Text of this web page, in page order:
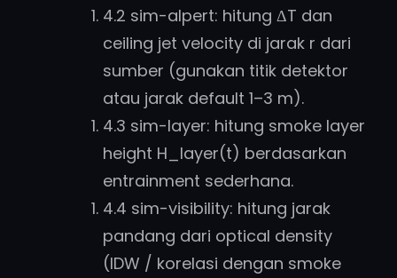
4.2 sim-alpert: hitung ΔT dan
ceiling jet velocity di jarak r dari
sumber (gunakan titik detektor
atau jarak default 1–3 m).
4.3 sim-layer: hitung smoke layer
height H_layer(t) berdasarkan
entrainment sederhana.
4.4 sim-visibility: hitung jarak
pandang dari optical density
(IDW / korelasi dengan smoke